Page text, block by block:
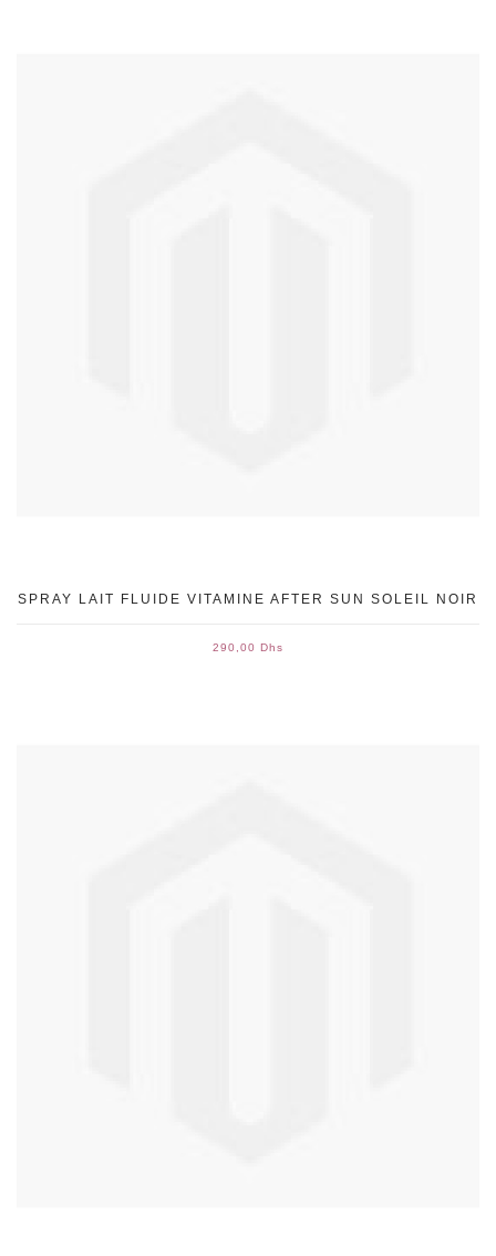
SPRAY LAIT FLUIDE VITAMINE AFTER SUN SOLEIL NOIR
290,00 Dhs